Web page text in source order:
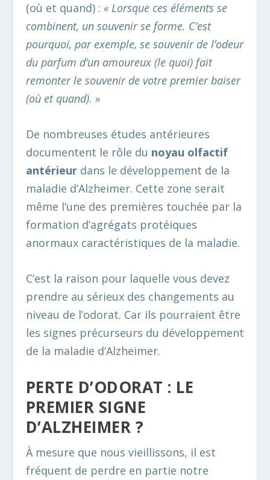
(où et quand) : « Lorsque ces éléments se
combinent, un souvenir se forme. C’est
pourquoi, par exemple, se souvenir de l’odeur
du parfum d’un amoureux (le quoi) fait
remonter le souvenir de votre premier baiser
(où et quand). »
De nombreuses études antérieures
documentent le rôle du noyau olfactif
antérieur dans le développement de la
maladie d’Alzheimer. Cette zone serait
même l’une des premières touchée par la
formation d’agrégats protéiques
anormaux caractéristiques de la maladie.
C’est la raison pour laquelle vous devez
prendre au sérieux des changements au
niveau de l’odorat. Car ils pourraient être
les signes précurseurs du développement
de la maladie d’Alzheimer.
PERTE D’ODORAT : LE
PREMIER SIGNE
D’ALZHEIMER ?
À mesure que nous vieillissons, il est
fréquent de perdre en partie notre